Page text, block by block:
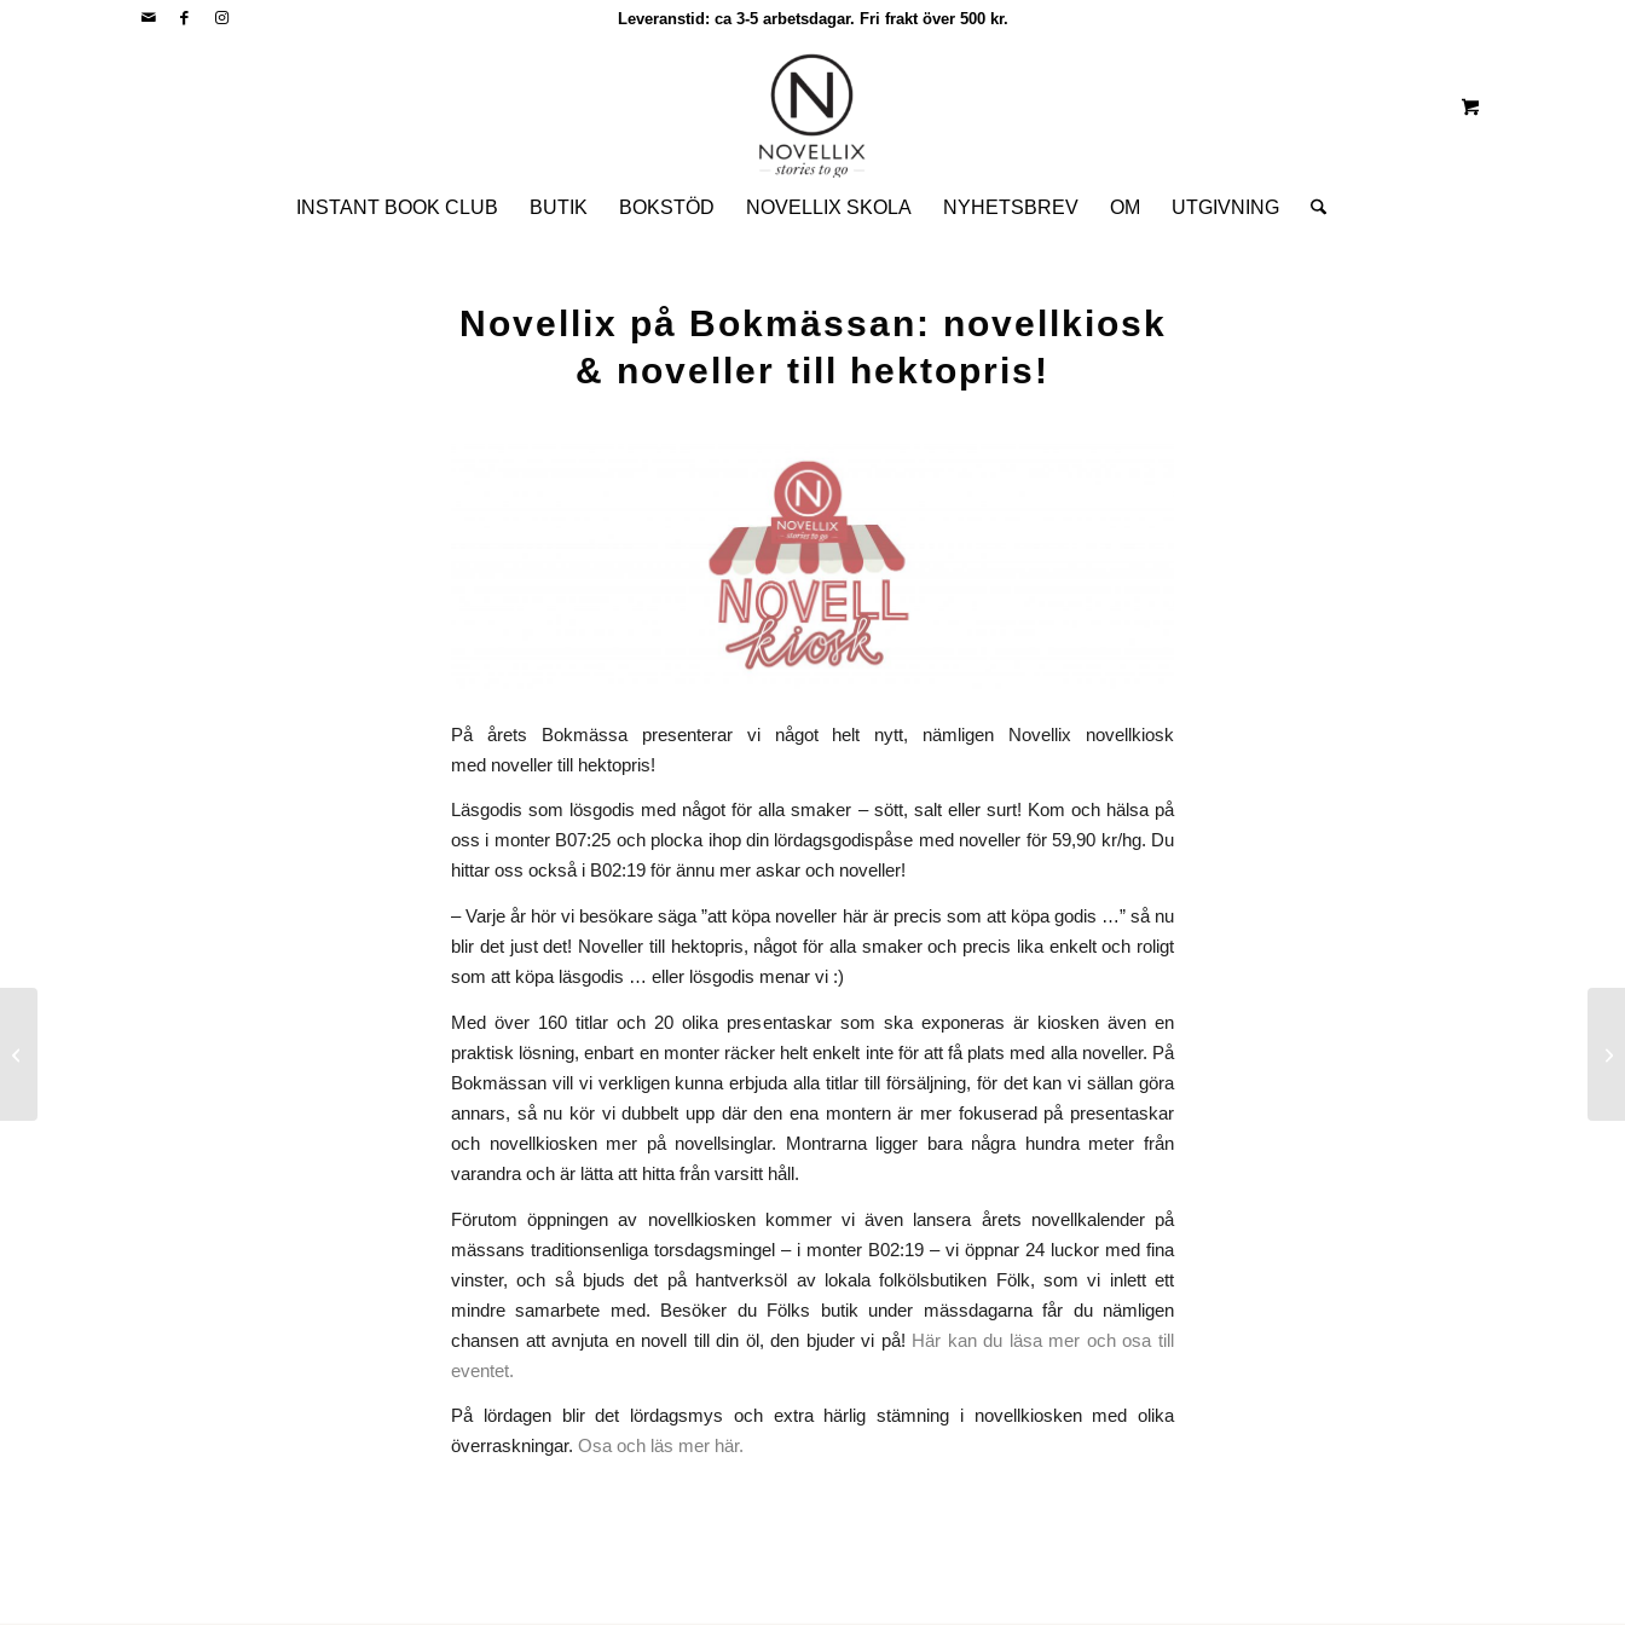
Leveranstid: ca 3-5 arbetsdagar. Fri frakt över 500 kr.
INSTANT BOOK CLUB BUTIK BOKSTÖD NOVELLIX SKOLA NYHETSBREV OM UTGIVNING
Novellix på Bokmässan: novellkiosk
& noveller till hektopris!
På årets Bokmässa presenterar vi något helt nytt, nämligen Novellix novellkiosk
med noveller till hektopris!
Läsgodis som lösgodis med något för alla smaker – sött, salt eller surt! Kom och hälsa på
oss i monter B07:25 och plocka ihop din lördagsgodispåse med noveller för 59,90 kr/hg. Du
hittar oss också i B02:19 för ännu mer askar och noveller!
– Varje år hör vi besökare säga ”att köpa noveller här är precis som att köpa godis …” så nu
blir det just det! Noveller till hektopris, något för alla smaker och precis lika enkelt och roligt
som att köpa läsgodis … eller lösgodis menar vi :)
Med över 160 titlar och 20 olika presentaskar som ska exponeras är kiosken även en
praktisk lösning, enbart en monter räcker helt enkelt inte för att få plats med alla noveller. På
Bokmässan vill vi verkligen kunna erbjuda alla titlar till försäljning, för det kan vi sällan göra
annars, så nu kör vi dubbelt upp där den ena montern är mer fokuserad på presentaskar
och novellkiosken mer på novellsinglar. Montrarna ligger bara några hundra meter från
varandra och är lätta att hitta från varsitt håll.
Förutom öppningen av novellkiosken kommer vi även lansera årets novellkalender på
mässans traditionsenliga torsdagsmingel – i monter B02:19 – vi öppnar 24 luckor med fina
vinster, och så bjuds det på hantverksöl av lokala folkölsbutiken Fölk, som vi inlett ett
mindre samarbete med. Besöker du Fölks butik under mässdagarna får du nämligen
chansen att avnjuta en novell till din öl, den bjuder vi på! Här kan du läsa mer och osa till
eventet.
På lördagen blir det lördagsmys och extra härlig stämning i novellkiosken med olika
överraskningar. Osa och läs mer här.